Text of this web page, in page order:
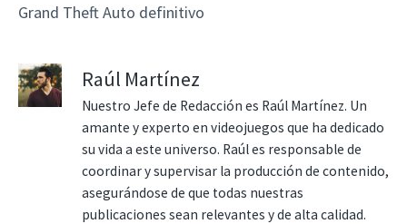
Grand Theft Auto definitivo
Raúl Martínez
Nuestro Jefe de Redacción es Raúl Martínez. Un
amante y experto en videojuegos que ha dedicado
su vida a este universo. Raúl es responsable de
coordinar y supervisar la producción de contenido,
asegurándose de que todas nuestras
publicaciones sean relevantes y de alta calidad.